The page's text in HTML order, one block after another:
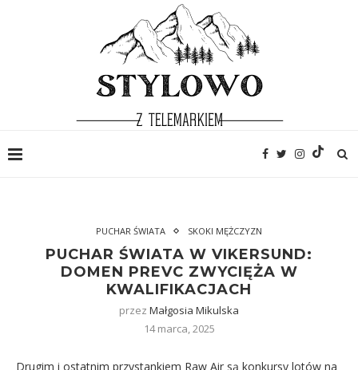
PUCHAR ŚWIATA SKOKI MĘŻCZYZN
PUCHAR ŚWIATA W VIKERSUND:
DOMEN PREVC ZWYCIĘŻA W
KWALIFIKACJACH
przez Małgosia Mikulska
14 marca, 2025
Drugim i ostatnim przystankiem Raw Air są konkursy lotów na